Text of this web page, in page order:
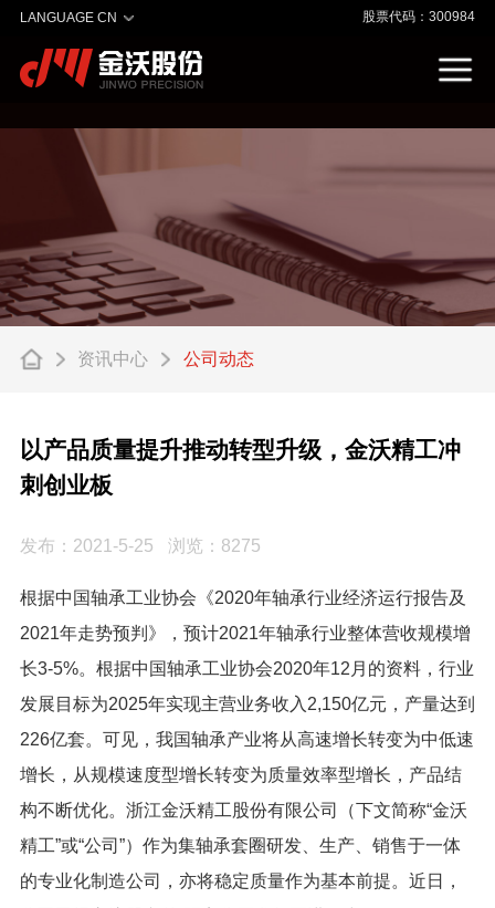
LANGUAGE CN 股票代码：300984
资讯中心 公司动态
以产品质量提升推动转型升级，金沃精工冲
刺创业板
发布：2021-5-25 浏览：8275
根据中国轴承工业协会《2020年轴承行业经济运行报告及
2021年走势预判》，预计2021年轴承行业整体营收规模增
长3-5%。根据中国轴承工业协会2020年12月的资料，行业
发展目标为2025年实现主营业务收入2,150亿元，产量达到
226亿套。可见，我国轴承产业将从高速增长转变为中低速
增长，从规模速度型增长转变为质量效率型增长，产品结
构不断优化。浙江金沃精工股份有限公司（下文简称“金沃
精工”或“公司”）作为集轴承套圈研发、生产、销售于一体
的专业化制造公司，亦将稳定质量作为基本前提。近日，